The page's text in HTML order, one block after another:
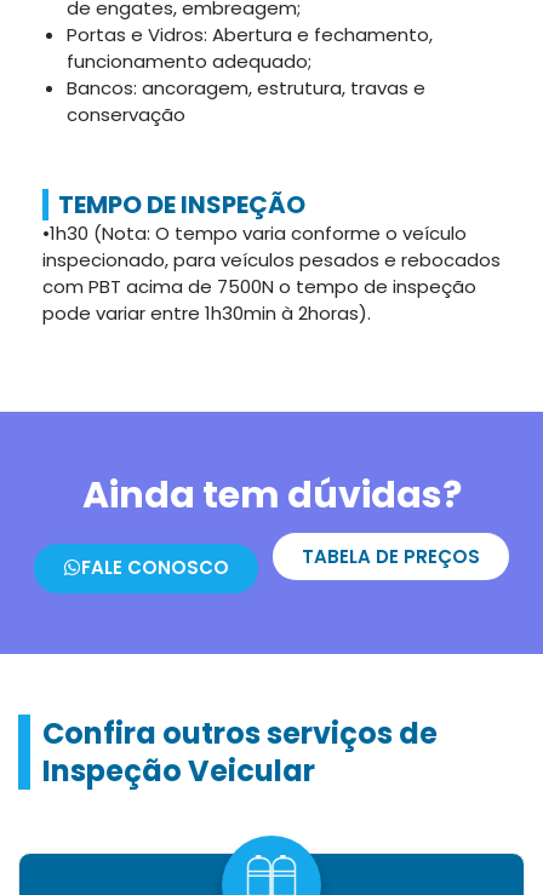
de engates, embreagem;
Portas e Vidros: Abertura e fechamento,
funcionamento adequado;
Bancos: ancoragem, estrutura, travas e
conservação
TEMPO DE INSPEÇÃO
•1h30 (Nota: O tempo varia conforme o veículo
inspecionado, para veículos pesados e rebocados
com PBT acima de 7500N o tempo de inspeção
pode variar entre 1h30min à 2horas).
Ainda tem dúvidas?
FALE CONOSCO TABELA DE PREÇOS
Confira outros serviços de
Inspeção Veicular